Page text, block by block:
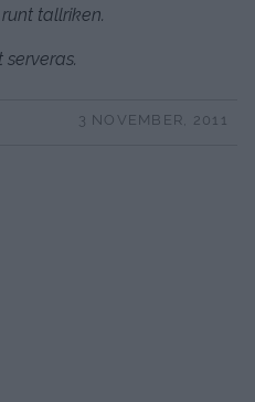
tallriken.
3 NOVEMBER, 2011